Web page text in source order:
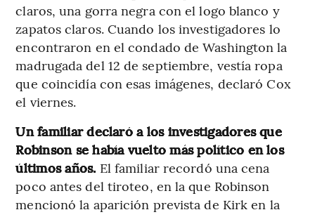
claros, una gorra negra con el logo blanco y
zapatos claros. Cuando los investigadores lo
encontraron en el condado de Washington la
madrugada del 12 de septiembre, vestía ropa
que coincidía con esas imágenes, declaró Cox
el viernes.
Un familiar declaró a los investigadores que
Robinson se había vuelto más político en los
últimos años. El familiar recordó una cena
poco antes del tiroteo, en la que Robinson
mencionó la aparición prevista de Kirk en la